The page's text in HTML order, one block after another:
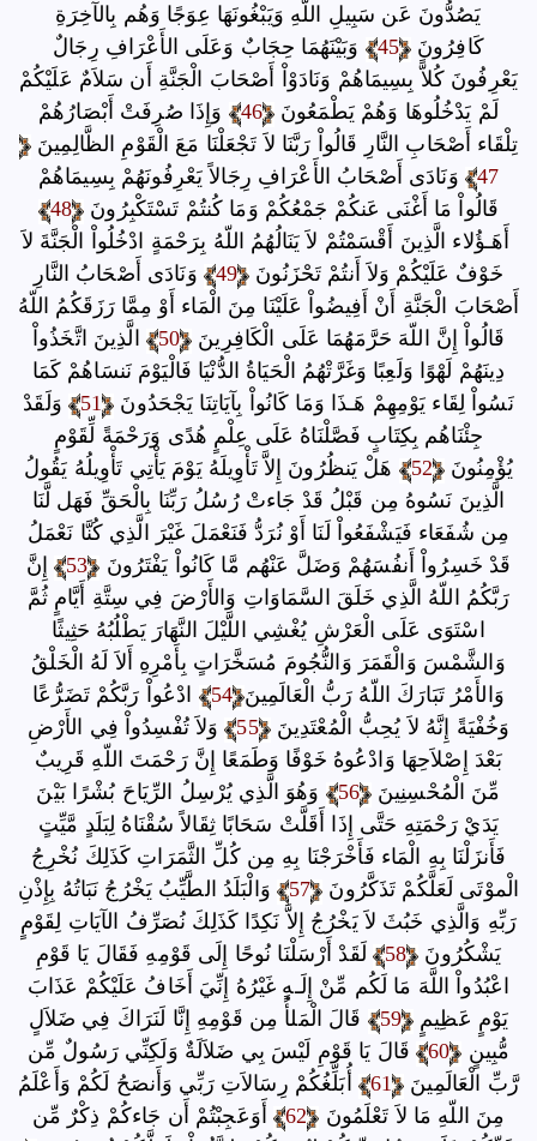
يَصُدُّونَ عَن سَبِيلِ اللّهِ وَيَبْغُونَهَا عِوَجًا وَهُم بِالآخِرَةِ
كَافِرُونَ 45
وَبَيْنَهُمَا حِجَابٌ وَعَلَى الأَعْرَافِ رِجَالٌ
يَعْرِفُونَ كُلاًّ بِسِيمَاهُمْ وَنَادَوْاْ أَصْحَابَ الْجَنَّةِ أَن سَلاَمٌ عَلَيْكُمْ
لَمْ يَدْخُلُوهَا وَهُمْ يَطْمَعُونَ 46
وَإِذَا صُرِفَتْ أَبْصَارُهُمْ
تِلْقَاء أَصْحَابِ النَّارِ قَالُواْ رَبَّنَا لاَ تَجْعَلْنَا مَعَ الْقَوْمِ الظَّالِمِينَ
47
وَنَادَى أَصْحَابُ الأَعْرَافِ رِجَالاً يَعْرِفُونَهُمْ بِسِيمَاهُمْ
قَالُواْ مَا أَغْنَى عَنكُمْ جَمْعُكُمْ وَمَا كُنتُمْ تَسْتَكْبِرُونَ
48
أَهَـؤُلاء الَّذِينَ أَقْسَمْتُمْ لاَ يَنَالُهُمُ اللّهُ بِرَحْمَةٍ ادْخُلُواْ الْجَنَّةَ لاَ
خَوْفٌ عَلَيْكُمْ وَلاَ أَنتُمْ تَحْزَنُونَ
49
وَنَادَى أَصْحَابُ النَّارِ
أَصْحَابَ الْجَنَّةِ أَنْ أَفِيضُواْ عَلَيْنَا مِنَ الْمَاء أَوْ مِمَّا رَزَقَكُمُ اللّهُ
قَالُواْ إِنَّ اللّهَ حَرَّمَهُمَا عَلَى الْكَافِرِينَ
50
الَّذِينَ اتَّخَذُواْ
دِينَهُمْ لَهْوًا وَلَعِبًا وَغَرَّتْهُمُ الْحَيَاةُ الدُّنْيَا فَالْيَوْمَ نَنسَاهُمْ كَمَا
نَسُواْ لِقَاء يَوْمِهِمْ هَـذَا وَمَا كَانُواْ بِآيَاتِنَا يَجْحَدُونَ
51
وَلَقَدْ
جِئْنَاهُم بِكِتَابٍ فَصَّلْنَاهُ عَلَى عِلْمٍ هُدًى وَرَحْمَةً لِّقَوْمٍ
يُؤْمِنُونَ
52
هَلْ يَنظُرُونَ إِلاَّ تَأْوِيلَهُ يَوْمَ يَأْتِي تَأْوِيلُهُ يَقُولُ
الَّذِينَ نَسُوهُ مِن قَبْلُ قَدْ جَاءتْ رُسُلُ رَبِّنَا بِالْحَقِّ فَهَل لَّنَا
مِن شُفَعَاء فَيَشْفَعُواْ لَنَا أَوْ نُرَدُّ فَنَعْمَلَ غَيْرَ الَّذِي كُنَّا نَعْمَلُ
قَدْ خَسِرُواْ أَنفُسَهُمْ وَضَلَّ عَنْهُم مَّا كَانُواْ يَفْتَرُونَ
53 إِنَّ
رَبَّكُمُ اللّهُ الَّذِي خَلَقَ السَّمَاوَاتِ وَالأَرْضَ فِي سِتَّةِ أَيَّامٍ ثُمَّ
اسْتَوَى عَلَى الْعَرْشِ يُغْشِي اللَّيْلَ النَّهَارَ يَطْلُبُهُ حَثِيثًا
وَالشَّمْسَ وَالْقَمَرَ وَالنُّجُومَ مُسَخَّرَاتٍ بِأَمْرِهِ أَلاَ لَهُ الْخَلْقُ
وَالأَمْرُ تَبَارَكَ اللّهُ رَبُّ الْعَالَمِينَ 54
ادْعُواْ رَبَّكُمْ تَضَرُّعًا
وَخُفْيَةً إِنَّهُ لاَ يُحِبُّ الْمُعْتَدِينَ 55 وَلاَ تُفْسِدُواْ فِي الأَرْضِ
بَعْدَ إِصْلاَحِهَا وَادْعُوهُ خَوْفًا وَطَمَعًا إِنَّ رَحْمَتَ اللّهِ قَرِيبٌ
مِّنَ الْمُحْسِنِينَ 56
وَهُوَ الَّذِي يُرْسِلُ الرِّيَاحَ بُشْرًا بَيْنَ
يَدَيْ رَحْمَتِهِ حَتَّى إِذَا أَقَلَّتْ سَحَابًا ثِقَالاً سُقْنَاهُ لِبَلَدٍ مَّيِّتٍ
فَأَنزَلْنَا بِهِ الْمَاء فَأَخْرَجْنَا بِهِ مِن كُلِّ الثَّمَرَاتِ كَذَلِكَ نُخْرِجُ
الْموْتَى لَعَلَّكُمْ تَذَكَّرُونَ
57
وَالْبَلَدُ الطَّيِّبُ يَخْرُجُ نَبَاتُهُ بِإِذْنِ
رَبِّهِ وَالَّذِي خَبُثَ لاَ يَخْرُجُ إِلاَّ نَكِدًا كَذَلِكَ نُصَرِّفُ الآيَاتِ لِقَوْمٍ
يَشْكُرُونَ
58
لَقَدْ أَرْسَلْنَا نُوحًا إِلَى قَوْمِهِ فَقَالَ يَا قَوْمِ
اعْبُدُواْ اللَّهَ مَا لَكُم مِّنْ إِلَـهٍ غَيْرُهُ إِنِّيَ أَخَافُ عَلَيْكُمْ عَذَابَ
يَوْمٍ عَظِيمٍ 59
قَالَ الْمَلأُ مِن قَوْمِهِ إِنَّا لَنَرَاكَ فِي ضَلاَلٍ
مُّبِينٍ
60 قَالَ يَا قَوْمِ لَيْسَ بِي ضَلاَلَةٌ وَلَكِنِّي رَسُولٌ مِّن
رَّبِّ الْعَالَمِينَ
61
أُبَلِّغُكُمْ رِسَالاَتِ رَبِّي وَأَنصَحُ لَكُمْ وَأَعْلَمُ
مِنَ اللّهِ مَا لاَ تَعْلَمُونَ
62 أَوَعَجِبْتُمْ أَن جَاءكُمْ ذِكْرٌ مِّن